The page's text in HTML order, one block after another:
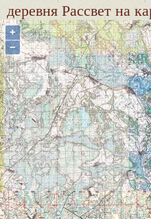
деревня Рассвет на
+
−